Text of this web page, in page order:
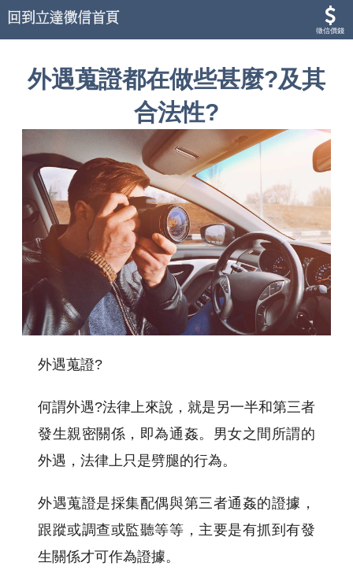
徵信價錢
外遇蒐證都在做些甚麼?及其
合法性?
外遇蒐證?
何謂外遇?法律上來說，就是另一半和第三者
發生親密關係，即為通姦。男女之間所謂的
外遇，法律上只是劈腿的行為。
外遇蒐證是採集配偶與第三者通姦的證據，
跟蹤或調查或監聽等等，主要是有抓到有發
生關係才可作為證據。